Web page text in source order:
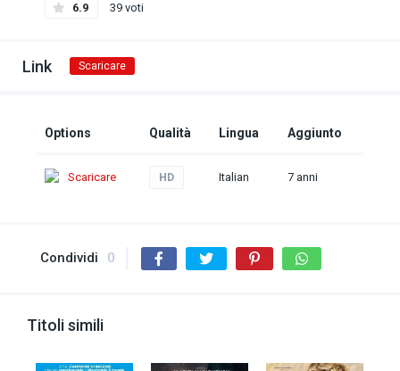
6.9 39 voti
Link Scaricare
Options Qualità Lingua Aggiunto
Scaricare HD Italian 7 anni
Condividi 0
Titoli simili